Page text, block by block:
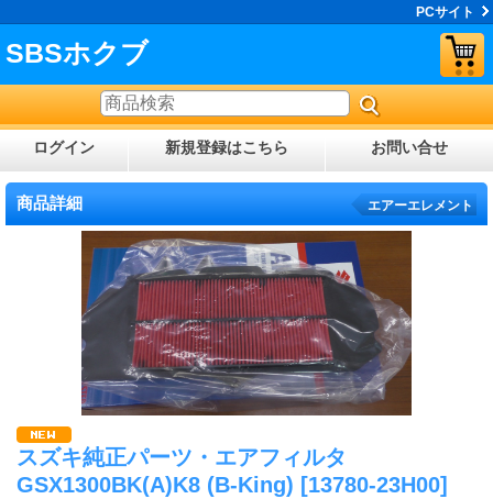
PCサイト
SBSホクブ
ログイン 新規登録はこちら お問い合せ
商品詳細 エアーエレメント
スズキ純正パーツ・エアフィルタ
GSX1300BK(A)K8 (B-King) [13780-23H00]